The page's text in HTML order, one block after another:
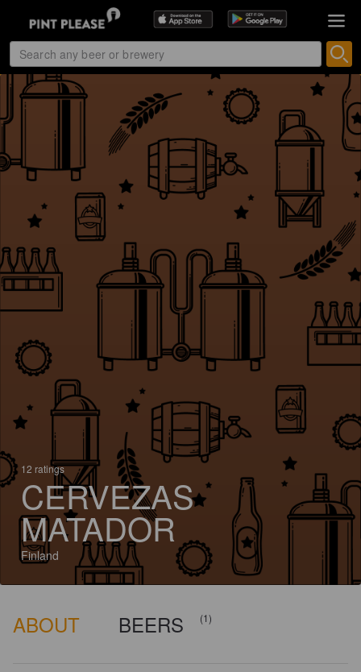
12 ratings
CERVEZAS
MATADOR
Finland
ABOUT BEERS (1)